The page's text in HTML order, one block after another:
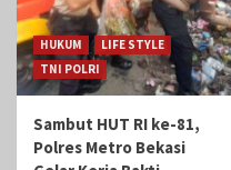
HUKUM
LIFE STYLE
TNI POLRI
Sambut HUT RI ke-81,
Polres Metro Bekasi